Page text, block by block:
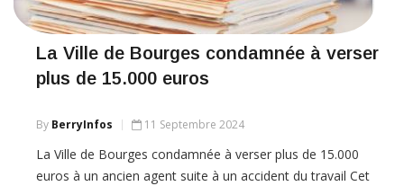
La Ville de Bourges condamnée à verser
plus de 15.000 euros
By BerryInfos 11 Septembre 2024
La Ville de Bourges condamnée à verser plus de 15.000
euros à un ancien agent suite à un accident du travail Cet